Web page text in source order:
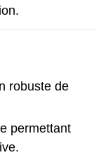
robuste de
permettant